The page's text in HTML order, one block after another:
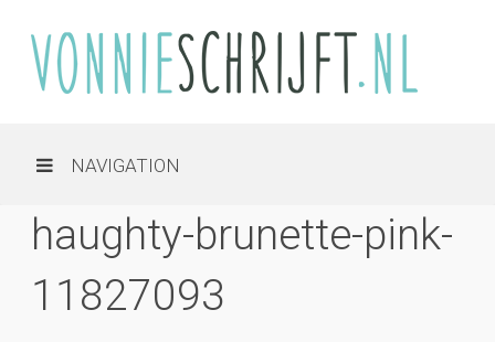
NAVIGATION
haughty-brunette-pink-
11827093